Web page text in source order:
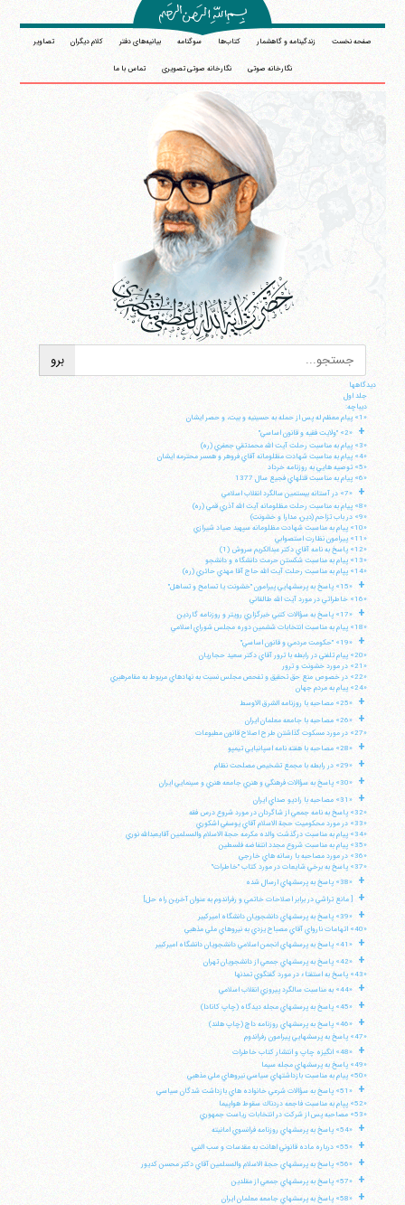
صفحه نخست زندگینامه و گاهشمار کتاب‌ها سوگنامه بیانیه‌های دفتر کلام دیگران تصاویر
نگارخانه صوتی نگارخانه صوتی تصویری تماس با ما
دیدگاهها
جلد اول
ديباچه:
«1» پيام معظم له پس از حمله به حسينيه و بيت، و حصر ايشان
+
«2» "ولايت فقيه و قانون اساسي"
«3» پيام به مناسبت رحلت آيت الله محمدتقي جعفري (ره)
«4» پيام به مناسبت شهادت مظلومانه آقاي فروهر و همسر محترمه ايشان
«5» توصيه هايي به روزنامه خرداد
«6» پيام به مناسبت قتلهاي فجيع سال 1377
+
«7» در آستانه بيستمين سالگرد انقلاب اسلامي
«8» پيام به مناسبت رحلت مظلومانه آيت الله آذري قمي (ره)
«9» در باب تزاحم (دين، مدارا و خشونت)
«10» پيام به مناسبت شهادت مظلومانه سپهبد صياد شيرازي
«11» پيرامون نظارت استصوابي
«12» پاسخ به نامه آقاي دكتر عبدالكريم سروش (1)
«13» پيام به مناسبت شكستن حرمت دانشگاه و دانشجو
«14» پپام به مناسبت رحلت آيت الله حاج آقا مهدي حائري (ره)
+
«15» پاسخ به پرسشهايي پيرامون "خشونت يا تسامح و تساهل"
«16» خاطراتي در مورد آيت الله طالقاني
+
«17» پاسخ به سؤالات كتبي خبرگزاري رويتر و روزنامه گاردين
«18» پيام به مناسبت انتخابات ششمين دوره مجلس شوراي اسلامي
+
«19» "حكومت مردمي و قانون اساسي"
«20» پيام تلفني در رابطه با ترور آقاي دكتر سعيد حجاريان
«21» در مورد خشونت و ترور
«22» در خصوص منع حق تحقيق و تفحص مجلس نسبت به نهادهاي مربوط به مقامرهبري
«24» پيام به مردم جهان
+ «25» مصاحبه با روزنامه الشرق الاوسط
+
«26» مصاحبه با جامعه معلمان ايران
«27» در مورد مسكوت گذاشتن طرح اصلاح قانون مطبوعات
+ «28» مصاحبه با هفته نامه اسپانيايي تيمپو
+ «29» در رابطه با مجمع تشخيص مصلحت نظام
+ «30» پاسخ به سؤالات فرهنگي و هنري جامعه هنري و سينمايي ايران
+
«31» مصاحبه با راديو صداي ايران
«32» پاسخ به نامه جمعي از شاگردان در مورد شروع درس فقه
«33» در مورد محكوميت حجة الاسلام آقاي يوسفي اشكوري
«34» پيام به مناسبت درگذشت والده مكرمه حجة الاسلام والمسلمين آقايعبدالله نوري
«35» پيام به مناسبت شروع مجدد انتفاضه فلسطين
«36» در مورد مصاحبه با رسانه هاي خارجي
«37» پاسخ به برخي شايعات در مورد كتاب "خاطرات"
+ «38» پاسخ به پرسشهاي ارسال شده
+ [ مانع تراشي در برابر اصلاحات خاتمي و رفراندوم به عنوان آخرين راه حل]
+
«39» پاسخ به پرسشهاي دانشجويان دانشگاه اميركبير
«40» اتهامات نارواي آقاي مصباح يزدي به نيروهاي ملي مذهبي
+ «41» پاسخ به پرسشهاي انجمن اسلامي دانشجويان دانشگاه اميركبير
+
«42» پاسخ به پرسشهاي جمعي از دانشجويان تهران
«43» پاسخ به استفتاء در مورد گفتگوي تمدنها
+ «44» به مناسبت سالگرد پيروزي انقلاب اسلامي
+ «45» پاسخ به پرسشهاي مجله ديدگاه (چاپ كانادا)
+
«46» پاسخ به پرسشهاي روزنامه داچ (چاپ هلند)
«47» پاسخ به پرسشهايي پيرامون رفراندوم
+
«48» انگيزه چاپ و انتشار كتاب خاطرات
«49» پاسخ به پرسشهاي مجله سيما
«50» پيام به مناسبت بازداشتهاي سياسي نيروهاي ملي مذهبي
+
«51» پاسخ به سؤالات شرعي خانواده هاي بازداشت شدگان سياسي
«52» پپام به مناسبت فاجعه دردناك سقوط هواپيما
«53» مصاحبه پس از شركت در انتخابات رياست جمهوري
+ «54» پاسخ به پرسشهاي روزنامه فرانسوي امانيته
+ «55» درباره ماده قانوني اهانت به مقدسات و سب النبي
+ «56» پاسخ به پرسشهاي حجة الاسلام والمسلمين آقاي دكتر محسن كديور
+ «57» پاسخ به پرسشهاي جمعي از مقلدين
+
«58» پاسخ به پرسشهاي جامعه معلمان ايران